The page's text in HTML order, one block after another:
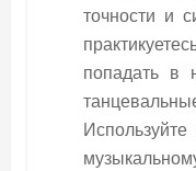
точности и
попадать в